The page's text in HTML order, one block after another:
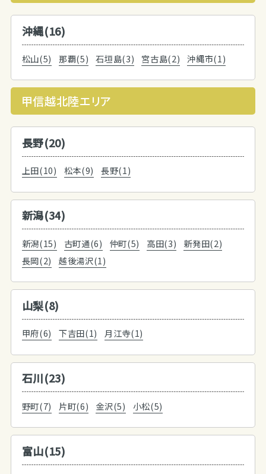
沖縄(16)
松山(5) 那覇(5) 石垣島(3) 宮古島(2) 沖縄市(1)
甲信越北陸エリア
長野(20)
上田(10) 松本(9) 長野(1)
新潟(34)
新潟(15) 古町通(6) 仲町(5) 高田(3)
新発田(2)
長岡(2)
越後湯沢(1)
山梨(8)
甲府(6) 下吉田(1) 月江寺(1)
石川(23)
野町(7) 片町(6) 金沢(5) 小松(5)
富山(15)